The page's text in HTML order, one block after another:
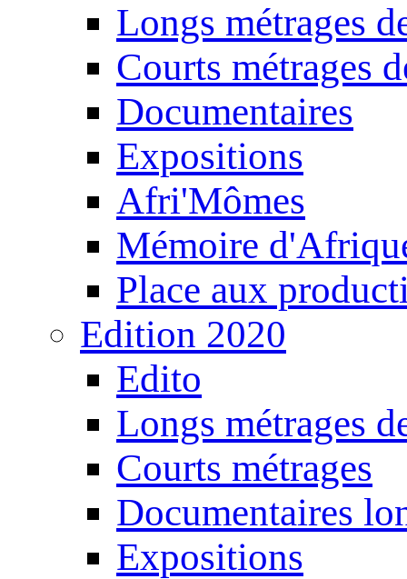
Longs métrages
Courts métrages
Documentaires
Expositions
Afri'Mômes
Mémoire
Place aux
Edition 2020
Edito
Longs métrages
Courts métrages
Documentaires
Expositions